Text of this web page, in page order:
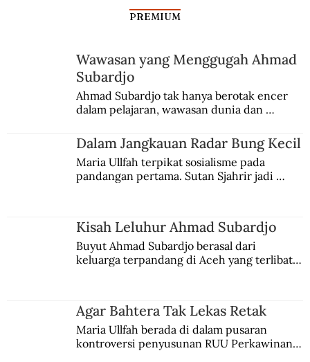
Dalam Jangkauan Radar Bung Kecil
PREMIUM
Wawasan yang Menggugah Ahmad
Subardjo
Ahmad Subardjo tak hanya berotak encer
dalam pelajaran, wawasan dunia dan
Jules Verne, Multatuli, hingga Sun Yat-sen.
Dalam Jangkauan Radar Bung Kecil
Maria Ullfah terpikat sosialisme pada
pandangan pertama. Sutan Sjahrir jadi
Kisah Leluhur Ahmad Subardjo
Buyut Ahmad Subardjo berasal dari
keluarga terpandang di Aceh yang terlibat
Agar Bahtera Tak Lekas Retak
Maria Ullfah berada di dalam pusaran
kontroversi penyusunan RUU Perkawinan.